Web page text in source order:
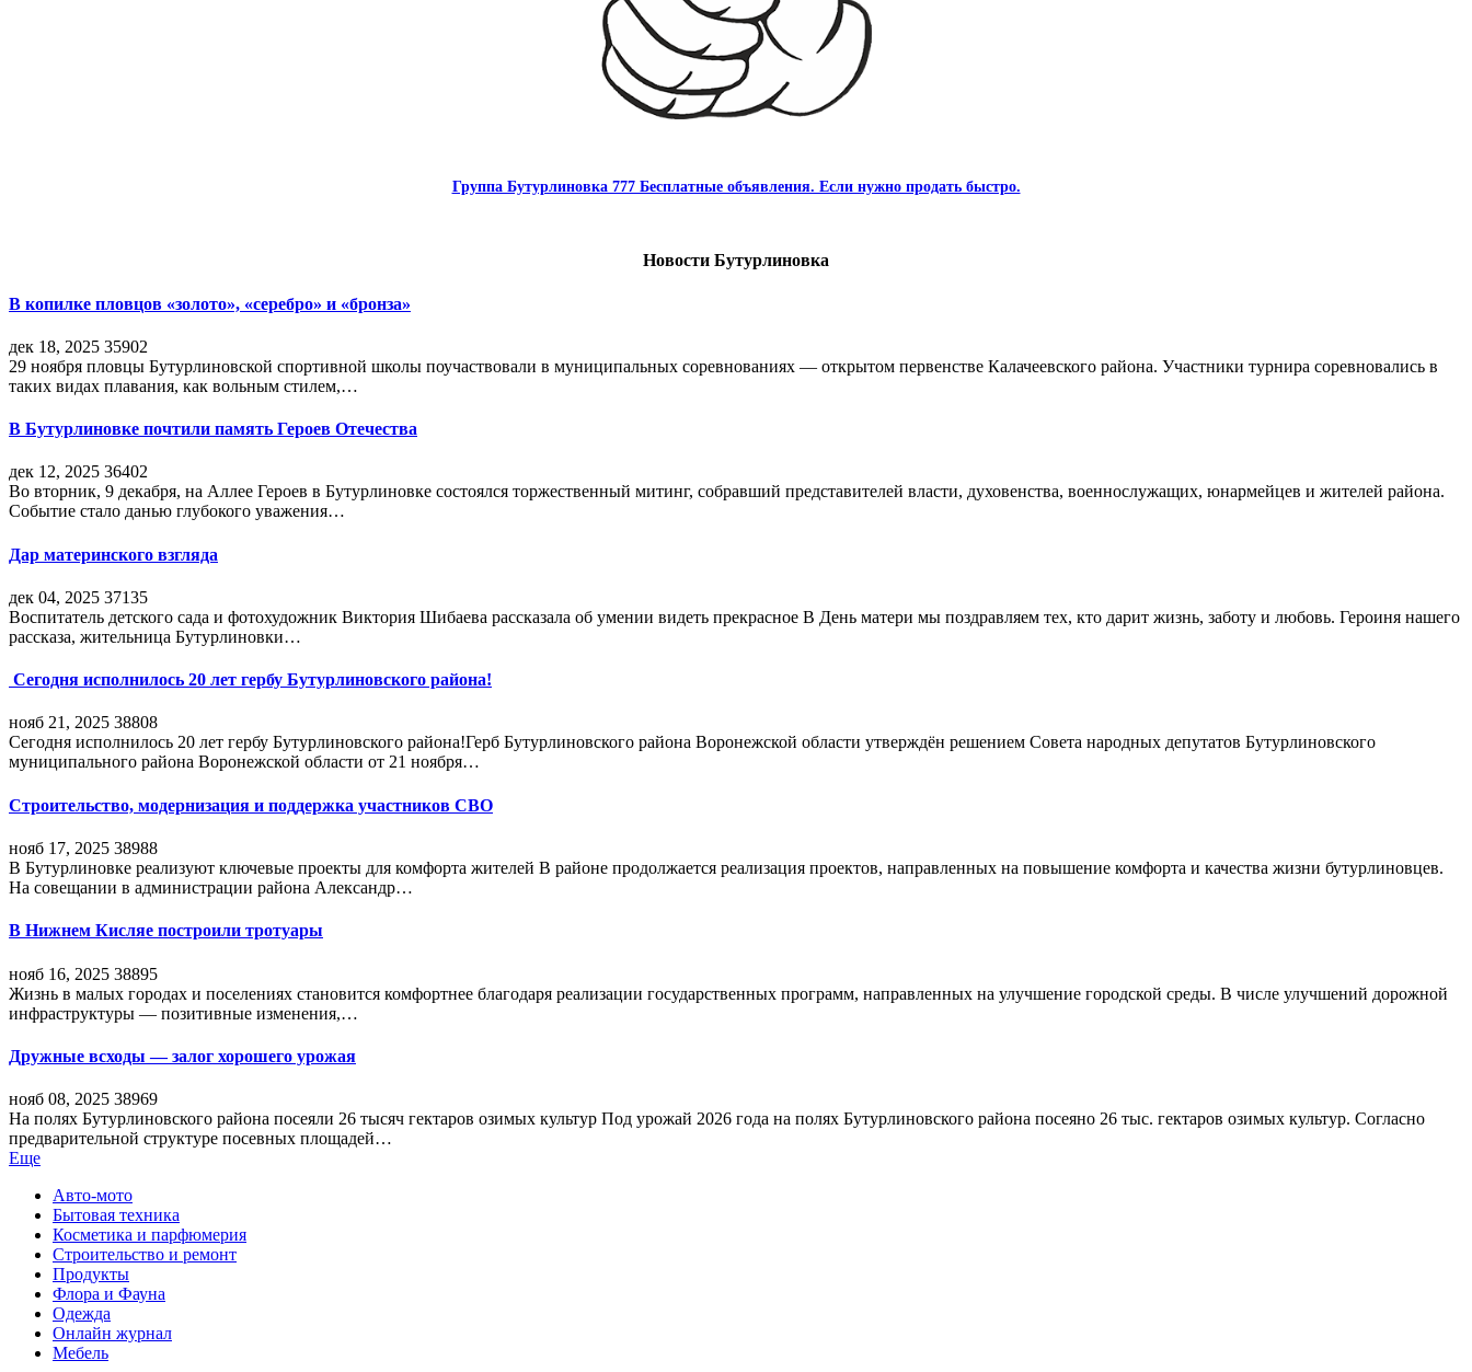
Группа Бутурлиновка 777 Бесплатные объявления. Если нужно продать быстро.
Новости Бутурлиновка
В копилке пловцов «золото», «серебро» и «бронза»
дек 18, 2025 35902
29 ноября пловцы Бутурлиновской спортивной школы поучаствовали в муниципальных соревнованиях — открытом первенстве Калачеевского района. Участники турнира соревновались в
таких видах плавания, как вольным стилем,…
В Бутурлиновке почтили память Героев Отечества
дек 12, 2025 36402
Во вторник, 9 декабря, на Аллее Героев в Бутурлиновке состоялся торжественный митинг, собравший представителей власти, духовенства, военнослужащих, юнармейцев и жителей района.
Событие стало данью глубокого уважения…
Дар материнского взгляда
дек 04, 2025 37135
Воспитатель детского сада и фотохудожник Виктория Шибаева рассказала об умении видеть прекрасное В День матери мы поздравляем тех, кто дарит жизнь, заботу и любовь. Героиня нашего
рассказа, жительница Бутурлиновки…
Сегодня исполнилось 20 лет гербу Бутурлиновского района!
нояб 21, 2025 38808
Сегодня исполнилось 20 лет гербу Бутурлиновского района!Герб Бутурлиновского района Воронежской области утверждён решением Совета народных депутатов Бутурлиновского
муниципального района Воронежской области от 21 ноября…
Строительство, модернизация и поддержка участников СВО
нояб 17, 2025 38988
В Бутурлиновке реализуют ключевые проекты для комфорта жителей В районе продолжается реализация проектов, направленных на повышение комфорта и качества жизни бутурлиновцев.
На совещании в администрации района Александр…
В Нижнем Кисляе построили тротуары
нояб 16, 2025 38895
Жизнь в малых городах и поселениях становится комфортнее благодаря реализации государственных программ, направленных на улучшение городской среды. В числе улучшений дорожной
инфраструктуры — позитивные изменения,…
Дружные всходы — залог хорошего урожая
нояб 08, 2025 38969
На полях Бутурлиновского района посеяли 26 тысяч гектаров озимых культур Под урожай 2026 года на полях Бутурлиновского района посеяно 26 тыс. гектаров озимых культур. Согласно
предварительной структуре посевных площадей…
Еще
Авто-мото
Бытовая техника
Косметика и парфюмерия
Строительство и ремонт
Продукты
Флора и Фауна
Одежда
Онлайн журнал
Мебель